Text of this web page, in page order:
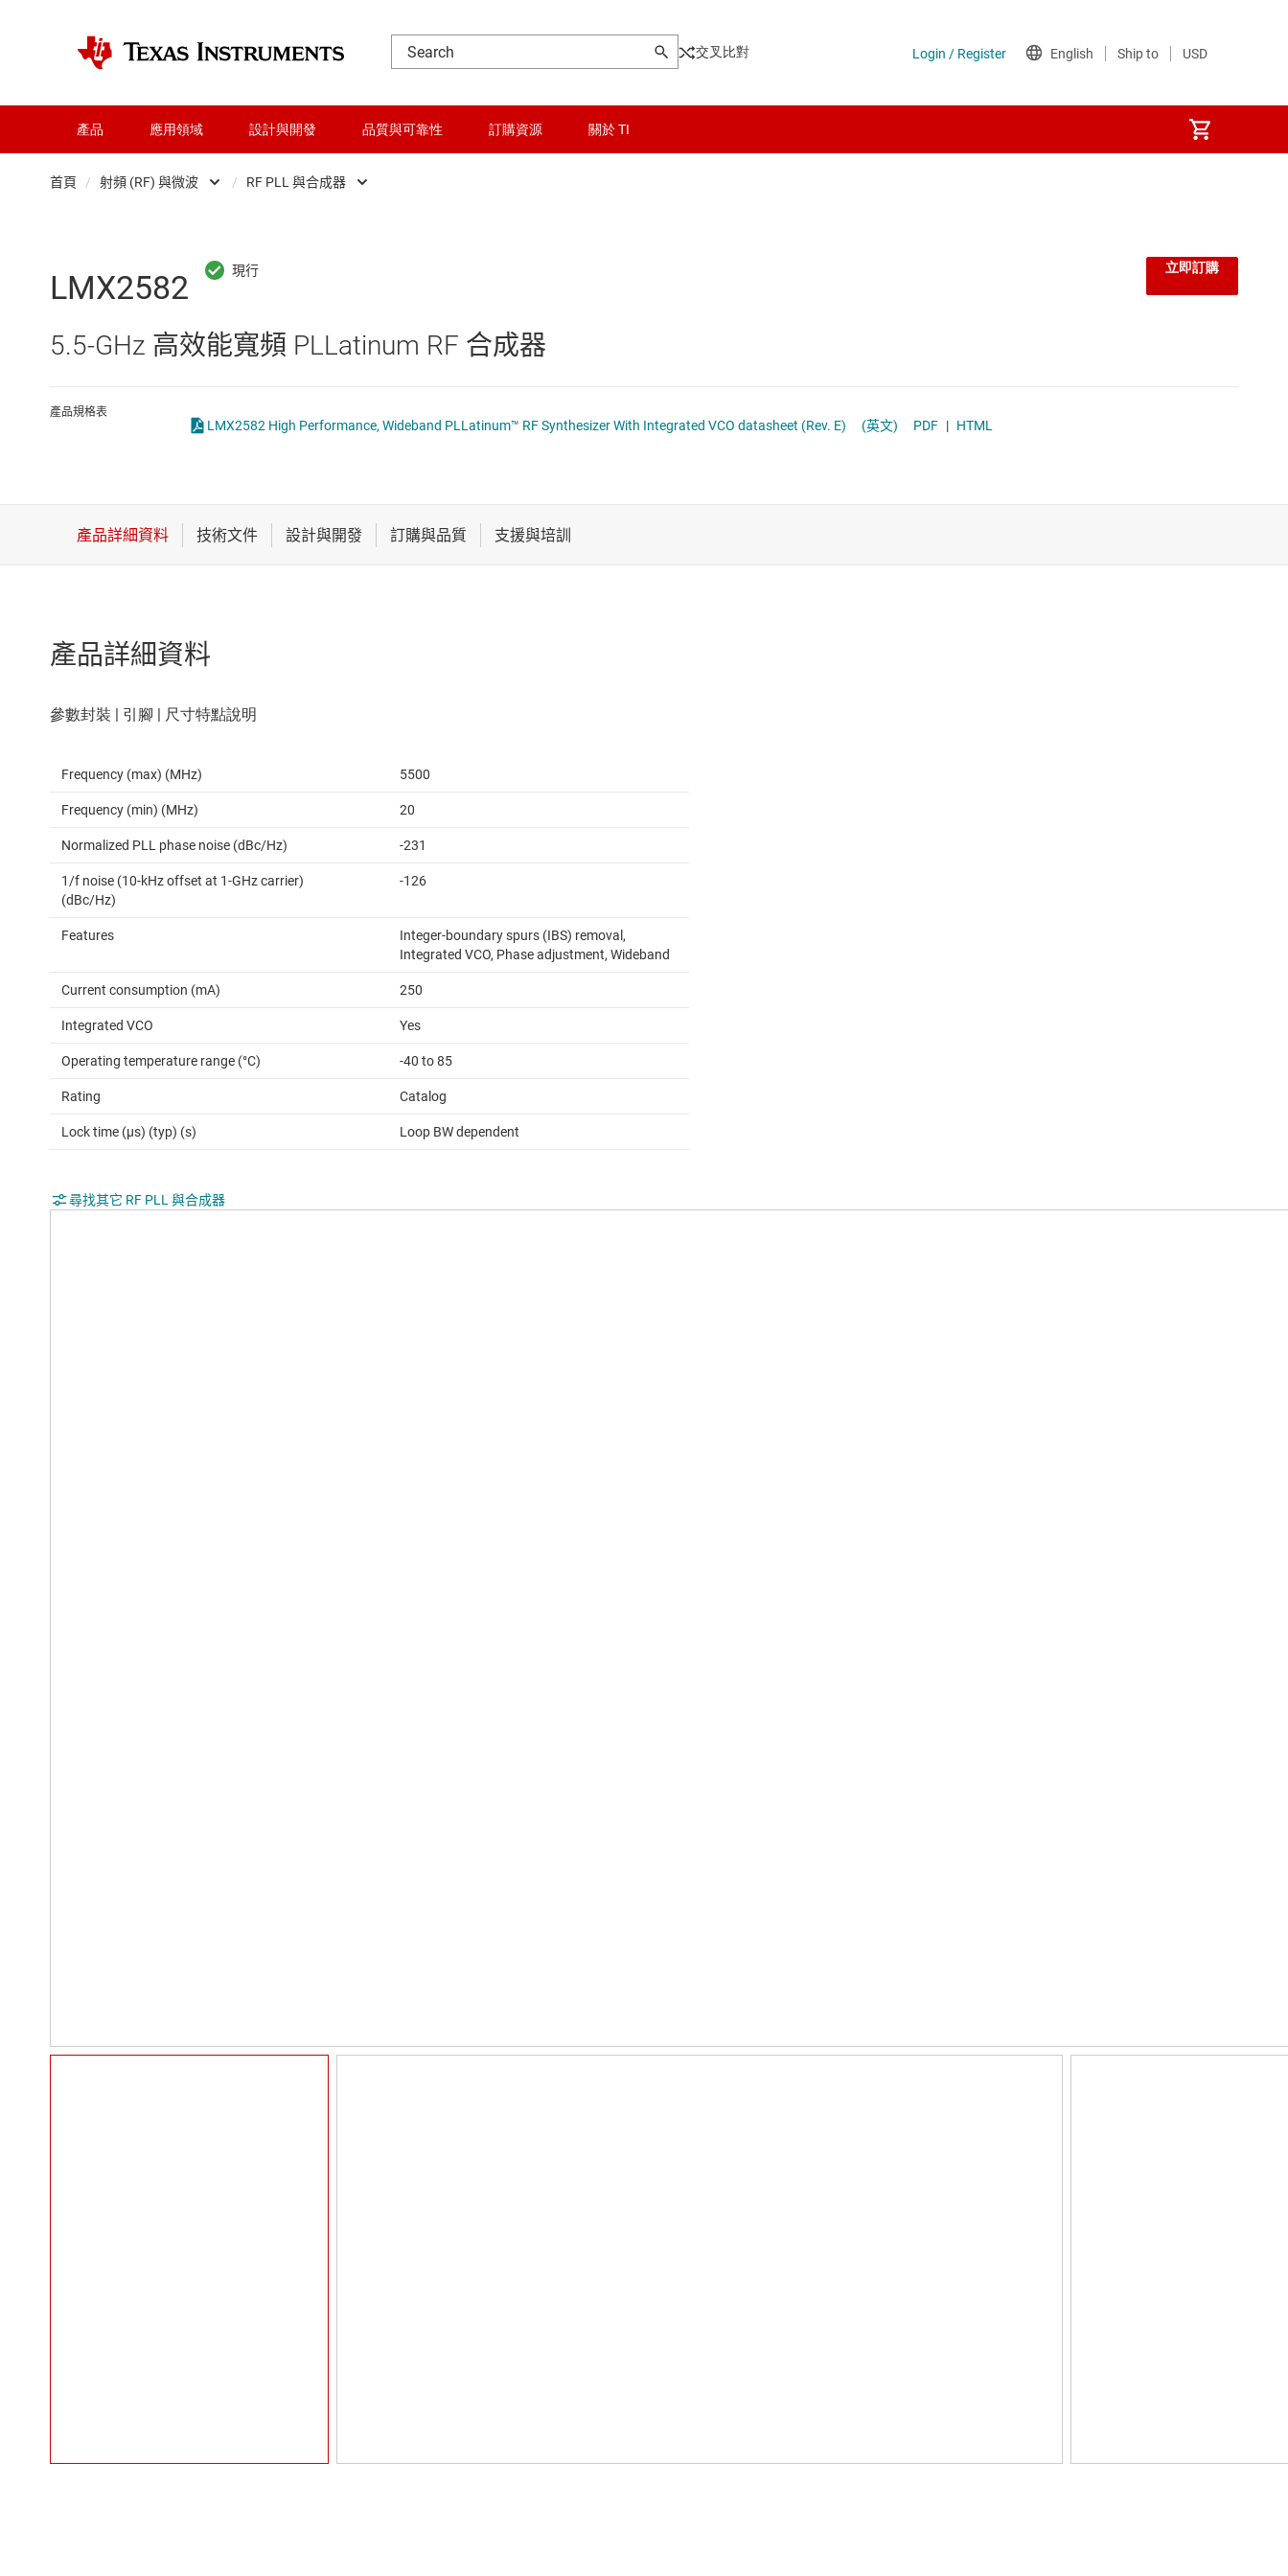
交叉比對
產品 應用領域 設計與開發 品質與可靠性 訂購資源 關於 TI
首頁 / 射頻 (RF) 與微波
交換器與多工器
射頻 (RF) 與微波
感測器
邏輯和電壓轉換
電池管理 IC
/ RF PLL 與合成器
RF 收發器、接收器、發射器
射頻放大器
LMX2582
5.5-GHz 高效能寬頻 PLLatinum RF 合成器
立即訂購
產品規格表
LMX2582 High Performance, Wideband PLLatinum™ RF Synthesizer With Integrated VCO datasheet (Rev. E) (英文) PDF | HTML
產品詳細資料
Frequency (max) (MHz) 5500
Frequency (min) (MHz) 20
Normalized PLL phase noise (dBc/Hz) -231
1/f noise (10-kHz offset at 1-GHz carrier)
(dBc/Hz)
-126
Features
Integer-boundary spurs (IBS) removal,
Integrated VCO, Phase adjustment, Wideband
Current consumption (mA) 250
Integrated VCO Yes
Operating temperature range (°C) -40 to 85
Rating Catalog
Lock time (µs) (typ) (s) Loop BW dependent
尋找其它 RF PLL 與合成器